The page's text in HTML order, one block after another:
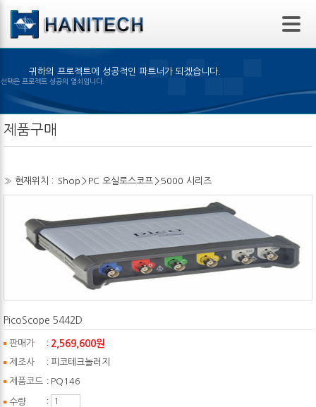
본문 바로가기
귀하의 프로젝트에 성공적인 파트너가 되겠습니다.
제품의 선택은 프로젝트 성공의 열쇠입니다.
제품구매
» 현재위치 : Shop > PC 오실로스코프 > 5000 시리즈
PicoScope 5442D
판매가 : 2,569,600원
제조사 : 피코테크놀러지
제품코드 : PQ146
수량 :